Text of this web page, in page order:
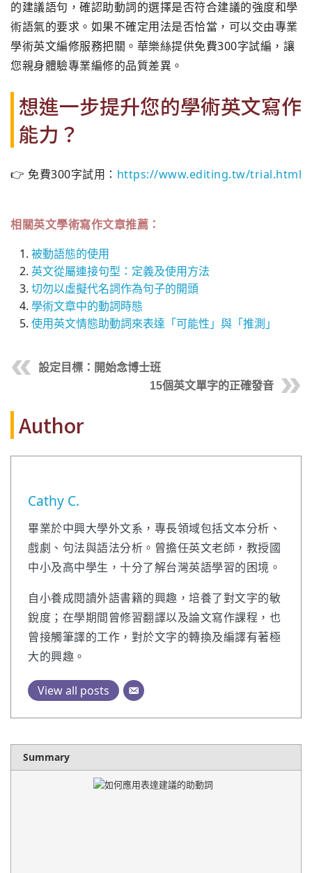
的建議語句，確認助動詞的選擇是否符合建議的強度和學
術語氣的要求。如果不確定用法是否恰當，可以交由專業
學術英文編修服務把關。華樂絲提供免費300字試編，讓
您親身體驗專業編修的品質差異。
想進一步提升您的學術英文寫作
能力？
👉 免費300字試用： https://www.editing.tw/trial.html
相關英文學術寫作文章推薦：
被動語態的使用
英文從屬連接句型：定義及使用方法
切勿以虛擬代名詞作為句子的開頭
學術文章中的動詞時態
使用英文情態助動詞來表達「可能性」與「推測」
設定目標：開始念博士班
15個英文單字的正確發音
Author
Cathy C.
畢業於中興大學外文系，專長領域包括文本分析、
戲劇、句法與語法分析。曾擔任英文老師，教授國
中小及高中學生，十分了解台灣英語學習的困境。
自小養成閱讀外語書籍的興趣，培養了對文字的敏
銳度；在學期間曾修習翻譯以及論文寫作課程，也
曾接觸筆譯的工作，對於文字的轉換及編譯有著極
大的興趣。
View all posts
Summary